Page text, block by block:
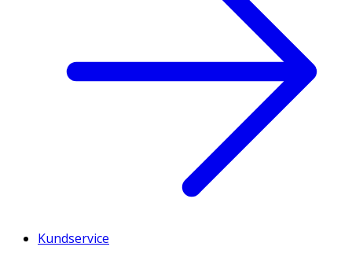
Kundservice